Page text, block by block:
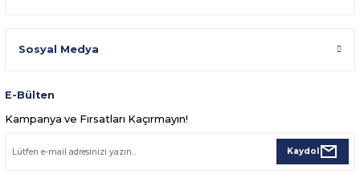
Sosyal Medya
E-Bülten
Kampanya ve Fırsatları Kaçırmayın!
Kaydol